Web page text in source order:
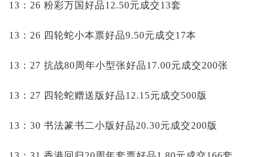
13：26 粉彩万国好品12.50元成交13套
13：26 四轮蛇小本票好品9.50元成交17本
13：27 抗战80周年小型张好品17.00元成交200张
13：27 四轮蛇赠送版好品12.15元成交500版
13：30 书法篆书二小版好品20.30元成交200版